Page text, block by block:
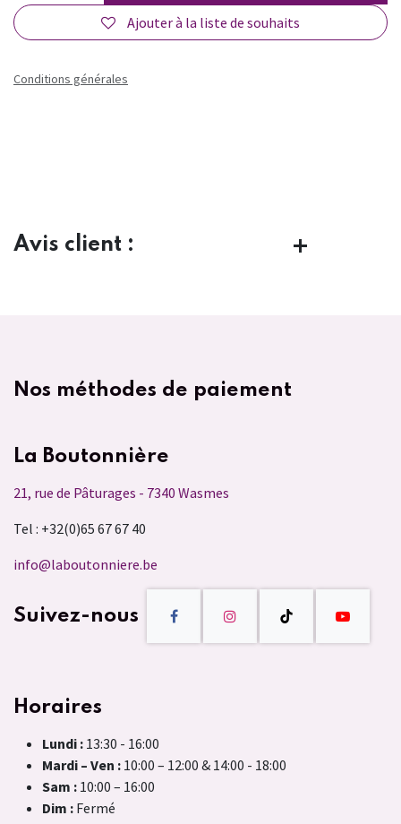
Ajouter à la liste de souhaits
Conditions générales
Avis client :
Nos méthodes de paiement
La Boutonnière
21, rue de Pâturages - 7340 Wasmes
Tel : +32(0)65 67 67 40
info@laboutonniere.be
Suivez-nous
Horaires
Lundi : 13:30 - 16:00
Mardi – Ven : 10:00 – 12:00 & 14:00 - 18:00
Sam : 10:00 – 16:00
Dim : Fermé